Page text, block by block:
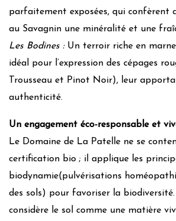
parfaitement exposées, qui confèrent
au Savagnin une minéralité et une
Les Bodines :Un terroir riche en
idéal pour l’expression des cépages
Trousseau et Pinot Noir), leur
authenticité.
Un engagement éco-responsable et
Le Domaine de La Patelle ne se
certification bio ; il applique les
biodynamie(pulvérisations
des sols) pour favoriser la biodiversité.
considère le sol comme une matière